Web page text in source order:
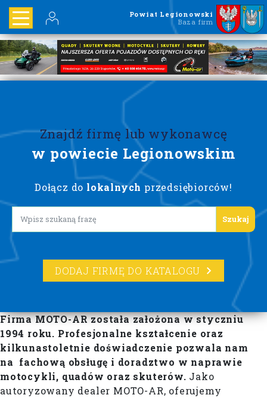
Powiat Legionowski
Baza firm
Znajdź firmę lub wykonawcę
w powiecie Legionowskim
Dołącz do lokalnych przedsiębiorców!
Lorem ipsum
DODAJ FIRMĘ DO KATALOGU
Firma MOTO-AR została założona w styczniu
1994 roku. Profesjonalne kształcenie oraz
kilkunastoletnie doświadczenie pozwala nam
na fachową obsługę i doradztwo w naprawie
motocykli, quadów oraz skuterów. Jako
autoryzowany dealer MOTO-AR, oferujemy